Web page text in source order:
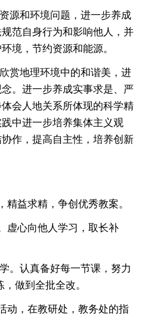
源和环境问题，进一步养成
范自身行为和影响他人，并
境，节约资源和能源。
赏地理环境中的和谐美，进
。进一步养成实事求是、严
会人地关系所体现的科学精
中进一步培养集体主义观
作，提高自主性，培养创新
精益求精，争创优秀教案。
虚心向他人学习，取长补
。认真备好每一节课，努力
做到全批全改。
动，在教研处，教务处的指